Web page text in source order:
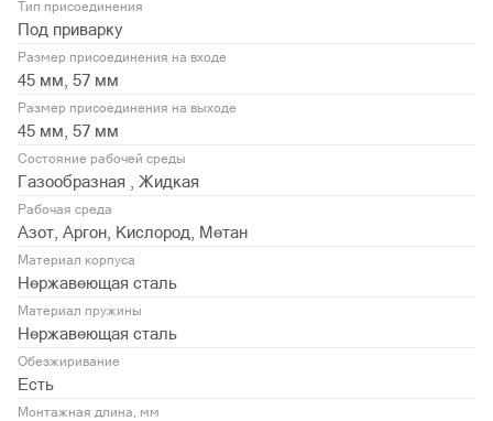
Тип присоединения
Под приварку
Размер присоединения на входе
45 мм, 57 мм
Размер присоединения на выходе
45 мм, 57 мм
Состояние рабочей среды
Газообразная , Жидкая
Рабочая среда
Азот, Аргон, Кислород, Метан
Материал корпуса
Нержавеющая сталь
Материал пружины
Нержавеющая сталь
Обезжиривание
Есть
Монтажная длина, мм